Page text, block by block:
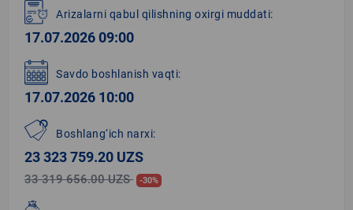
1
of
6
Arizalarni qabul qilishning oxirgi muddati:
17.07.2026 09:00
Savdo boshlanish vaqti:
17.07.2026 10:00
Boshlang‘ich narxi:
23 323 759.20 UZS
33 319 656.00 UZS -30%